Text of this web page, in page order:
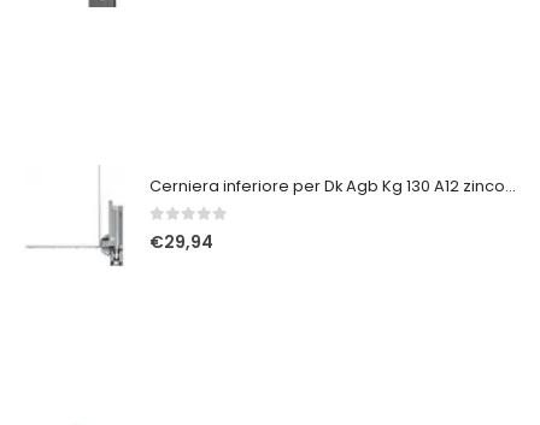
Cerniera inferiore per Dk Agb Kg 130 A12 zinco silver dx
0Su 5
€29,94